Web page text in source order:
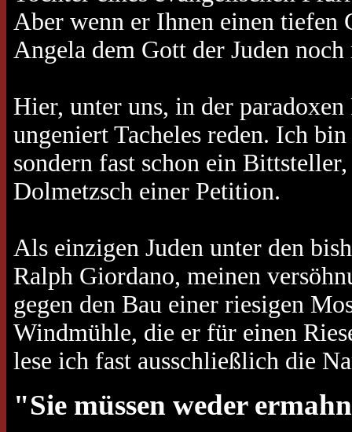
Aber wenn er Ihnen einen tiefen
Angela dem Gott der Juden
Hier, unter uns, in der
ungeniert Tacheles reden. Ich
sondern fast schon ein
Dolmetzsch einer Petition.
Als einzigen Juden unter den
Ralph Giordano, meinen
gegen den Bau einer riesigen
Windmühle, die er für einen
lese ich fast ausschließlich die
"Sie müssen weder